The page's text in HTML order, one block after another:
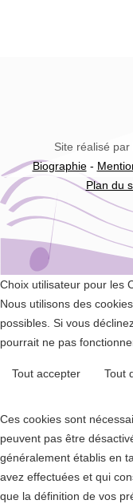
Site réalisé
Biographie-
Plan du
Choix utilisateur pour les
Nous utilisons des
possibles. Si vous
pourrait ne pas
Tout accepter Tout
Ces cookies sont
peuvent pas être
généralement établis en
avez effectuées et qui
que la définition de vos